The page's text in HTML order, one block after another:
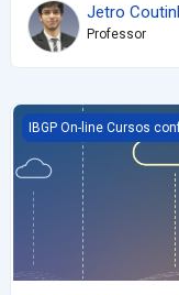
Jetro
Professor
Guia para
IBGP On-line Cursos